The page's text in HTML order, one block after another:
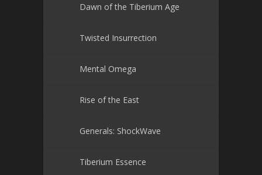
Dawn of the Tiberium Age
Twisted Insurrection
Mental Omega
Rise of the East
Generals: ShockWave
Tiberium Essence